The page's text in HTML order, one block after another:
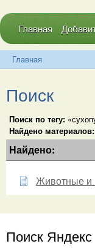
Главная
Главная
Поиск
Поиск по тегу:
Найдено материалов:
Найдено:
Животные и
Поиск Яндекс